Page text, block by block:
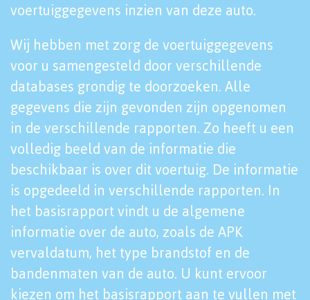
voertuiggegevens inzien van deze auto.
Wij hebben met zorg de voertuiggegevens
voor u samengesteld door verschillende
databases grondig te doorzoeken. Alle
gegevens die zijn gevonden zijn opgenomen
in de verschillende rapporten. Zo heeft u een
volledig beeld van de informatie die
beschikbaar is over dit voertuig. De informatie
is opgedeeld in verschillende rapporten. In
het basisrapport vindt u de algemene
informatie over de auto, zoals de APK
vervaldatum, het type brandstof en de
bandenmaten van de auto. U kunt ervoor
kiezen om het basisrapport aan te vullen met